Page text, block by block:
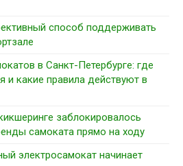
способ поддерживать
в Санкт-Петербурге: где
и какие правила действуют в
заблокировалось
самоката прямо на ходу
электросамокат начинает